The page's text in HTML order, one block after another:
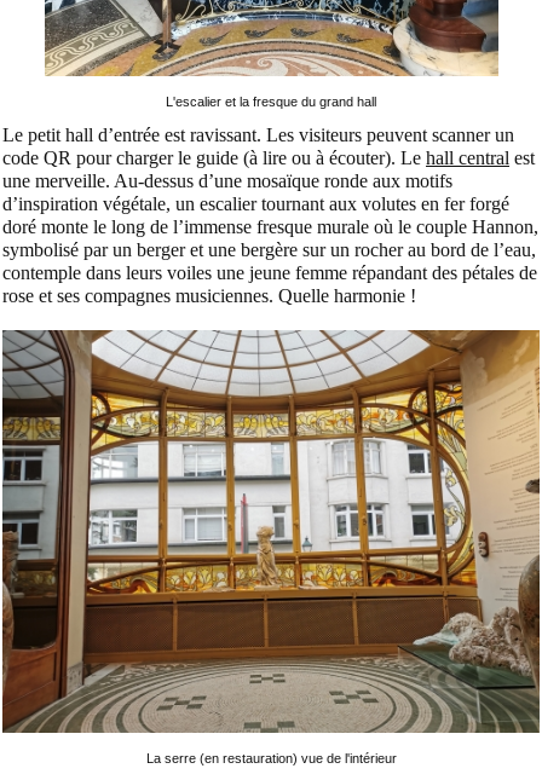
L'escalier et la fresque du grand hall
Le petit hall d’entrée est ravissant. Les visiteurs peuvent scanner un
code QR pour charger le guide (à lire ou à écouter). Le hall central est
une merveille. Au-dessus d’une mosaïque ronde aux motifs
d’inspiration végétale, un escalier tournant aux volutes en fer forgé
doré monte le long de l’immense fresque murale où le couple Hannon,
symbolisé par un berger et une bergère sur un rocher au bord de l’eau,
contemple dans leurs voiles une jeune femme répandant des pétales de
rose et ses compagnes musiciennes. Quelle harmonie !
La serre (en restauration) vue de l'intérieur